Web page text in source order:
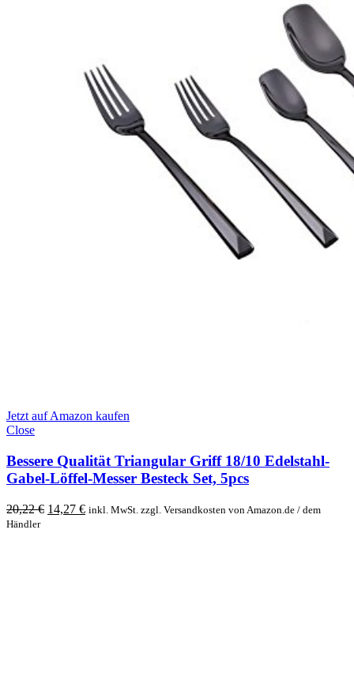
Jetzt auf Amazon kaufen
Close
Bessere Qualität Triangular Griff 18/10 Edelstahl-
Gabel-Löffel-Messer Besteck Set, 5pcs
20,22€ Original
14,27 €Current
inkl. MwSt. zzgl. Versandkosten von Amazon.de / dem
Händler